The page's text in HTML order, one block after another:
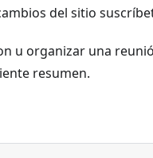
del sitio
u organizar una
resumen.